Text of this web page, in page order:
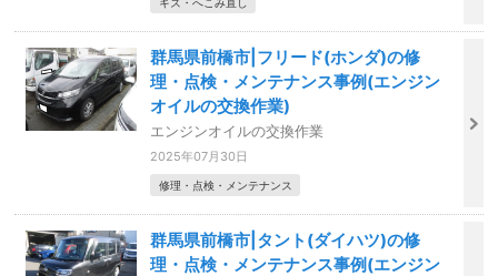
群馬県前橋市|フリード(ホンダ)の修
理・点検・メンテナンス事例(エンジン
オイルの交換作業)
エンジンオイルの交換作業
2025年07月30日
修理・点検・メンテナンス
群馬県前橋市|タント(ダイハツ)の修
理・点検・メンテナンス事例(エンジン